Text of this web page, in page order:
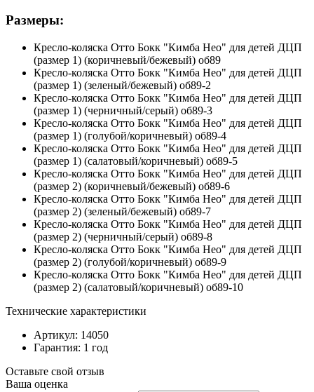
Размеры:
Кресло-коляска Отто Бокк "Кимба Нео" для детей ДЦП
(размер 1) (коричневый/бежевый) об89
Кресло-коляска Отто Бокк "Кимба Нео" для детей ДЦП
(размер 1) (зеленый/бежевый) об89-2
Кресло-коляска Отто Бокк "Кимба Нео" для детей ДЦП
(размер 1) (черничный/серый) об89-3
Кресло-коляска Отто Бокк "Кимба Нео" для детей ДЦП
(размер 1) (голубой/коричневый) об89-4
Кресло-коляска Отто Бокк "Кимба Нео" для детей ДЦП
(размер 1) (салатовый/коричневый) об89-5
Кресло-коляска Отто Бокк "Кимба Нео" для детей ДЦП
(размер 2) (коричневый/бежевый) об89-6
Кресло-коляска Отто Бокк "Кимба Нео" для детей ДЦП
(размер 2) (зеленый/бежевый) об89-7
Кресло-коляска Отто Бокк "Кимба Нео" для детей ДЦП
(размер 2) (черничный/серый) об89-8
Кресло-коляска Отто Бокк "Кимба Нео" для детей ДЦП
(размер 2) (голубой/коричневый) об89-9
Кресло-коляска Отто Бокк "Кимба Нео" для детей ДЦП
(размер 2) (салатовый/коричневый) об89-10
Технические характеристики
Артикул: 14050
Гарантия: 1 год
Оставьте свой отзыв
Ваша оценка